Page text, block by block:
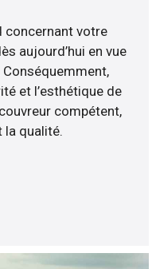
concernant votre
aujourd’hui en vue
Conséquemment,
et l’esthétique de
compétent,
la qualité.